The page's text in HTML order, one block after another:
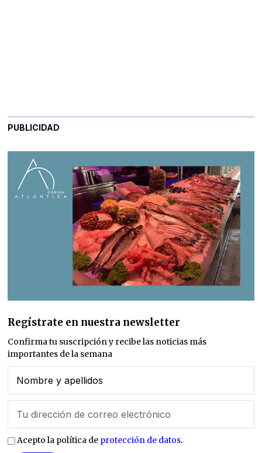
PUBLICIDAD
Regístrate en nuestra newsletter
Confirma tu suscripción y recibe las noticias más
importantes de la semana
Acepto la política de protección de datos.